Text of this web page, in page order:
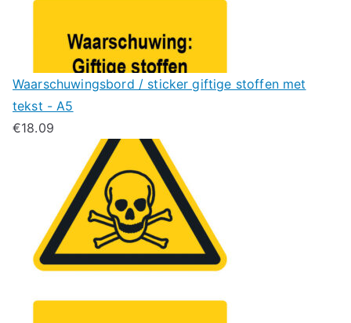
Waarschuwingsbord / sticker giftige stoffen met
tekst - A5
€18.09